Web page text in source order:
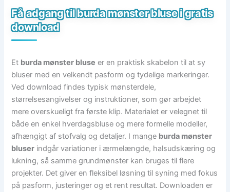
Få adgang til burda mønster bluse i gratis
download
Et burda mønster bluse er en praktisk skabelon til at sy
bluser med en velkendt pasform og tydelige markeringer.
Ved download findes typisk mønsterdele,
størrelsesangivelser og instruktioner, som gør arbejdet
mere overskueligt fra første klip. Materialet er velegnet til
både en enkel hverdagsbluse og mere formelle modeller,
afhængigt af stofvalg og detaljer. I mange burda mønster
bluser indgår variationer i ærmelængde, halsudskæring og
lukning, så samme grundmønster kan bruges til flere
projekter. Det giver en fleksibel løsning til syning med fokus
på pasform, justeringer og et rent resultat. Downloaden er